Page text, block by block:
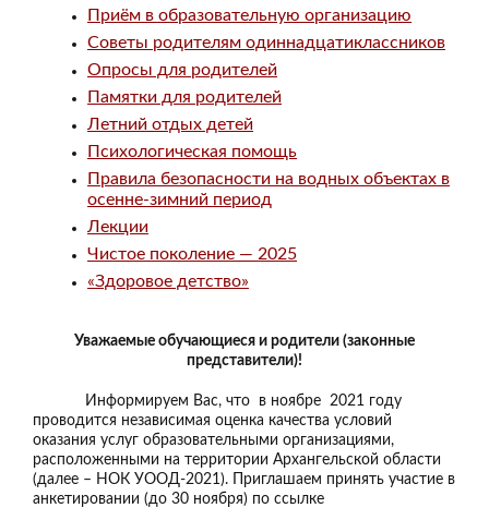
Приём в образовательную организацию
Советы родителям одиннадцатиклассников
Опросы для родителей
Памятки для родителей
Летний отдых детей
Психологическая помощь
Правила безопасности на водных объектах в
осенне-зимний период
Лекции
Чистое поколение — 2025
«Здоровое детство»
Уважаемые обучающиеся и родители (законные
представители)!
Информируем Вас, что в ноябре 2021 году
проводится независимая оценка качества условий
оказания услуг образовательными организациями,
расположенными на территории Архангельской области
(далее – НОК УООД-2021). Приглашаем принять участие в
анкетировании (до 30 ноября) по ссылке